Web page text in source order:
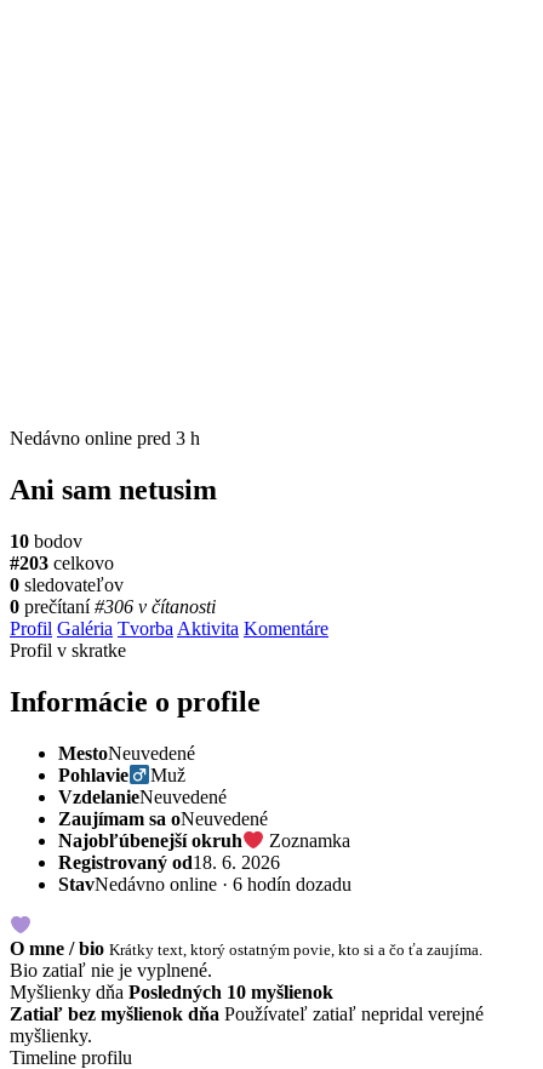
Nedávno online pred 3 h
Ani sam netusim
10 bodov
#203 celkovo
0 sledovateľov
0 prečítaní #306 v čítanosti
Profil Galéria Tvorba Aktivita Komentáre
Profil v skratke
Informácie o profile
MestoNeuvedené
Pohlavie
Muž
VzdelanieNeuvedené
Zaujímam sa oNeuvedené
Najobľúbenejší okruh
Zoznamka
Registrovaný od18. 6. 2026
StavNedávno online · 6 hodín dozadu
O mne / bio Krátky text, ktorý ostatným povie, kto si a čo ťa zaujíma.
Bio zatiaľ nie je vyplnené.
Myšlienky dňa Posledných 10 myšlienok
Zatiaľ bez myšlienok dňa Používateľ zatiaľ nepridal verejné
myšlienky.
Timeline profilu